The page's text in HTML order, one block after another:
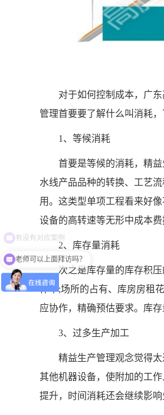
对于如何控制成本，广东
管理首要要了解什么叫消耗
1、等候消耗
首要是等候的消耗，精益
水线产品品种的转换、工艺
用。这类型单项工程看来好
设备的高转速等无形中成本费
2、库存量消耗
次之是库存量的库存积压
作中;场所的占有、库房房租
应协作，精确预估要求。库
3、过多生产加工
精益生产管理观念觉得太
其他机器设备，使附加的工
提升，时间消耗还会继续影
老师可以上面拜访吗？